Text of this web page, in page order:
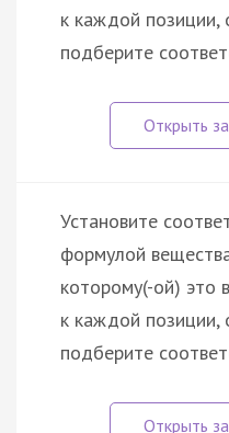
к каждой позиции,
подберите
Установите
формулой
которому(-ой) это
к каждой позиции,
подберите